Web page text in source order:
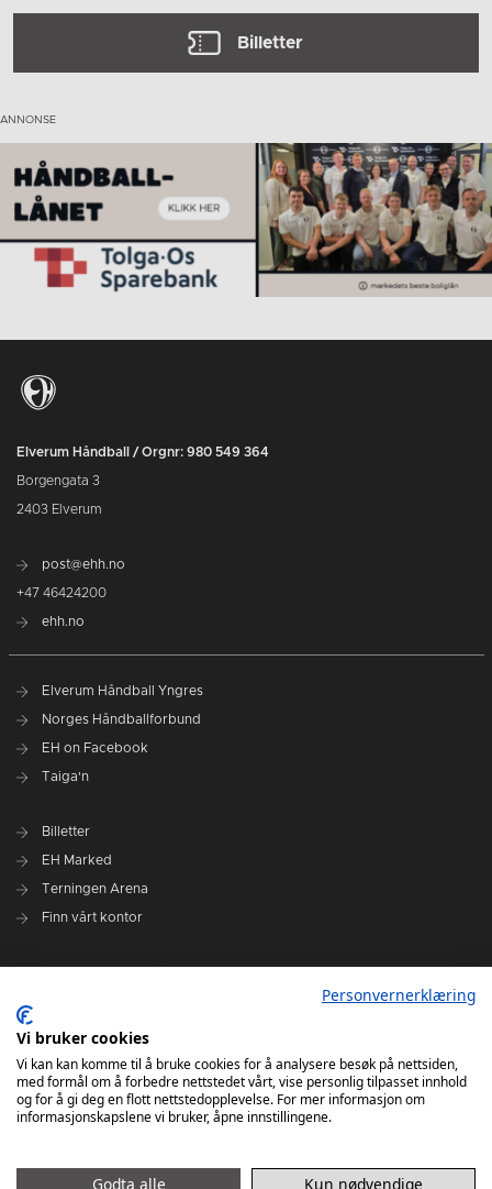
Billetter
Elverum Håndball / Orgnr: 980 549 364
Borgengata 3
2403 Elverum
post@ehh.no
+47 46424200
ehh.no
Elverum Håndball Yngres
Norges Håndballforbund
EH on Facebook
Taiga'n
Billetter
EH Marked
Terningen Arena
Finn vårt kontor
Administrasjonen i Elverum Håndball
Styre og utvalg
VARSLINGSRUTINER FOR ELVERUM HÅNDBALL
Personvernerklæring
Vi bruker cookies
Vi kan kan komme til å bruke cookies for å analysere besøk på nettsiden,
med formål om å forbedre nettstedet vårt, vise personlig tilpasset innhold
og for å gi deg en flott nettstedopplevelse. For mer informasjon om
informasjonskapslene vi bruker, åpne innstillingene.
Godta alle Kun nødvendige